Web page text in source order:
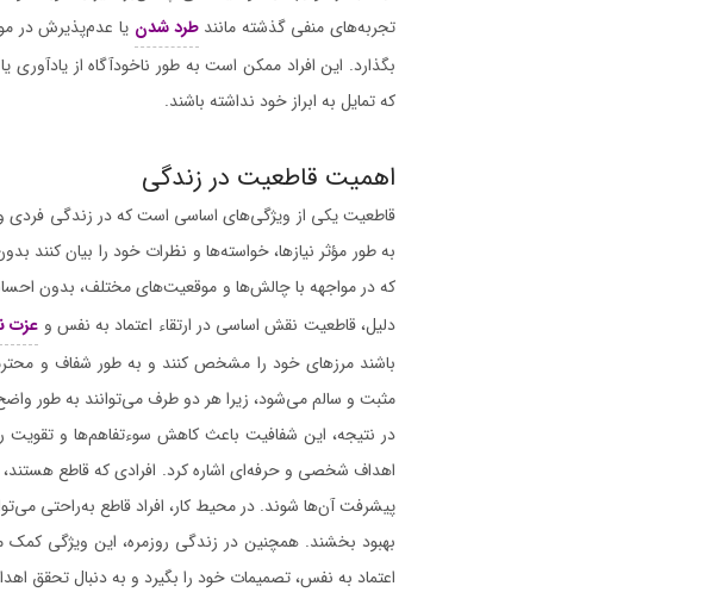
تجربه‌های منفی گذشته مانندطرد شدن یا عدم‌پذیرش در
بگذارد. این افراد ممکن است به طور ناخودآگاه از
که تمایل به ابراز خود نداشته باشند.
اهمیت قاطعیت در زندگی
قاطعیت یکی از ویژگی‌های اساسی است که در زندگی فردی و
به طور مؤثر نیازها، خواسته‌ها و نظرات خود را بیان کنند
که در مواجهه با چالش‌ها و موقعیت‌های مختلف، بدون
دلیل، قاطعیت نقش اساسی در ارتقاء اعتماد به نفس و عزت
باشند مرزهای خود را مشخص کنند و به طور شفاف و
مثبت و سالم می‌شود، زیرا هر دو طرف می‌توانند به طور
در نتیجه، این شفافیت باعث کاهش سوءتفاهم‌ها و تقویت
اهداف شخصی و حرفه‌ای اشاره کرد. افرادی که قاطع هستند،
پیشرفت آن‌ها شوند. در محیط کار، افراد قاطع به‌راحتی
بهبود بخشند. همچنین در زندگی روزمره، این ویژگی کمک
اعتماد به نفس، تصمیمات خود را بگیرد و به دنبال تحقق